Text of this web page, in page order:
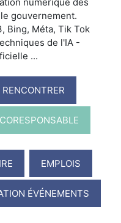
gouvernement.
Bing, Méta, Tik Tok
de l'IA -
...
EMPLOIS
ÉVÉNEMENTS